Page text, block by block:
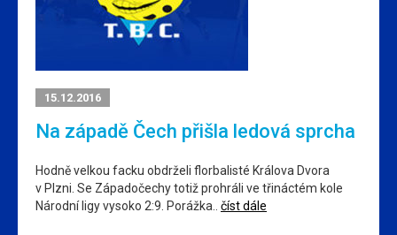
15.12.2016
Na západě Čech přišla ledová sprcha
Hodně velkou facku obdrželi florbalisté Králova Dvora
v Plzni. Se Západočechy totiž prohráli ve třináctém kole
Národní ligy vysoko 2:9. Porážka.. číst dále